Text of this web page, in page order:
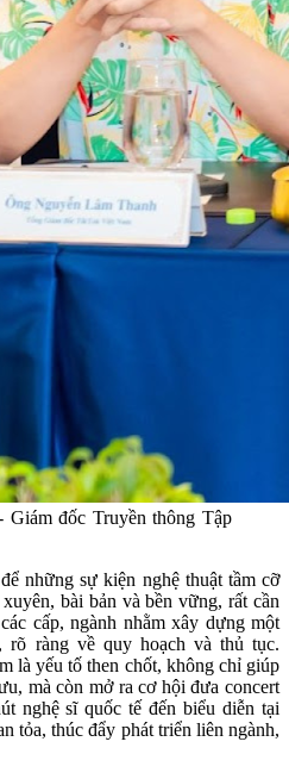
đốc Truyền thông Tập
những sự kiện nghệ thuật tầm cỡ
bài bản và bền vững, rất cần
cấp, ngành nhằm xây dựng một
ràng về quy hoạch và thủ tục.
là yếu tố then chốt, không chỉ giúp
mà còn mở ra cơ hội đưa concert
nghệ sĩ quốc tế đến biểu diễn tại
tỏa, thúc đẩy phát triển liên ngành,